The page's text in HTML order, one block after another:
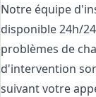
Notre équipe
disponible 24h/
problèmes de
d'intervention
suivant votre